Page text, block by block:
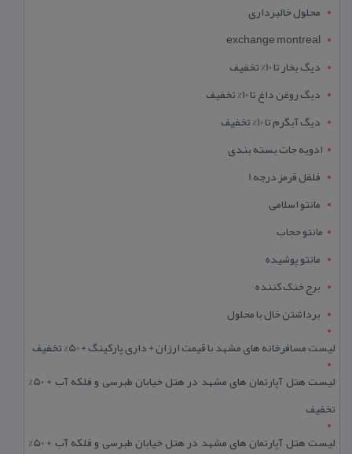
محلول خالبرداری
exchange montreal
دیگ بخار تا 10% تخفیف
دیگ روغن داغ تا 10% تخفیف
دیگ آبگرم تا 10% تخفیف
ادویه جات بسته بندی
فلفل قرمز درجه 1
مانتو اسلامی
مانتو حجاب
مانتو پوشیده
برج خنک کننده
برداشتن خال با محلول
لیست مسافرخانه های مشهد با قیمت ارزان + داری پارکینگ + 50% تخفیف
لیست هتل آپارتمان های مشهد در هتل خیابان طبرسی و فلکه آب + 50%
تخفیف
لیست هتل آپارتمان های مشهد در هتل خیابان طبرسی و فلکه آب + 50%